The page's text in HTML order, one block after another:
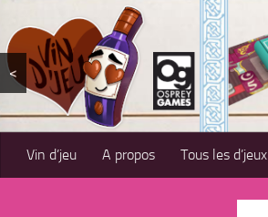
Skip to content
<
Vin d’jeu A propos Tous les d’jeux